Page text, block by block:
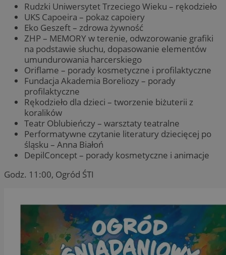
Rudzki Uniwersytet Trzeciego Wieku – rękodzieło
UKS Capoeira – pokaz capoiery
Eko Geszeft – zdrowa żywność
ZHP – MEMORY w terenie, odwzorowanie grafiki
na podstawie słuchu, dopasowanie elementów
umundurowania harcerskiego
Oriflame – porady kosmetyczne i profilaktyczne
Fundacja Akademia Boreliozy – porady
profilaktyczne
Rękodzieło dla dzieci – tworzenie biżuterii z
koralików
Teatr Oblubieńczy – warsztaty teatralne
Performatywne czytanie literatury dziecięcej po
śląsku – Anna Białoń
DepilConcept – porady kosmetyczne i animacje
Godz. 11:00, Ogród ŚTI